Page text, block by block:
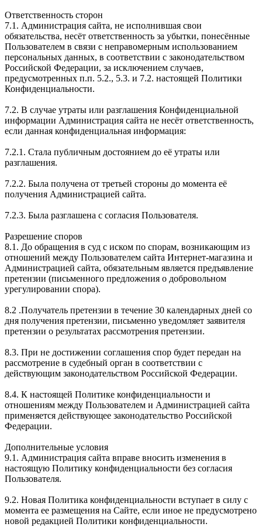
Ответственность сторон
7.1. Администрация сайта, не исполнившая свои
обязательства, несёт ответственность за убытки, понесённые
Пользователем в связи с неправомерным использованием
персональных данных, в соответствии с законодательством
Российской Федерации, за исключением случаев,
предусмотренных п.п. 5.2., 5.3. и 7.2. настоящей Политики
Конфиденциальности.
7.2. В случае утраты или разглашения Конфиденциальной
информации Администрация сайта не несёт ответственность,
если данная конфиденциальная информация:
7.2.1. Стала публичным достоянием до её утраты или
разглашения.
7.2.2. Была получена от третьей стороны до момента её
получения Администрацией сайта.
7.2.3. Была разглашена с согласия Пользователя.
Разрешение споров
8.1. До обращения в суд с иском по спорам, возникающим из
отношений между Пользователем сайта Интернет-магазина и
Администрацией сайта, обязательным является предъявление
претензии (письменного предложения о добровольном
урегулировании спора).
8.2 .Получатель претензии в течение 30 календарных дней со
дня получения претензии, письменно уведомляет заявителя
претензии о результатах рассмотрения претензии.
8.3. При не достижении соглашения спор будет передан на
рассмотрение в судебный орган в соответствии с
действующим законодательством Российской Федерации.
8.4. К настоящей Политике конфиденциальности и
отношениям между Пользователем и Администрацией сайта
применяется действующее законодательство Российской
Федерации.
Дополнительные условия
9.1. Администрация сайта вправе вносить изменения в
настоящую Политику конфиденциальности без согласия
Пользователя.
9.2. Новая Политика конфиденциальности вступает в силу с
момента ее размещения на Сайте, если иное не предусмотрено
новой редакцией Политики конфиденциальности.